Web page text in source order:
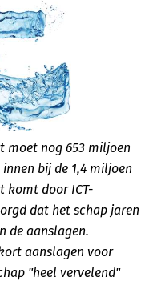
moet nog 653 miljoen
bij de 1,4 miljoen
komt door ICT-
dat het schap jaren
de aanslagen.
aanslagen voor
"heel vervelend"